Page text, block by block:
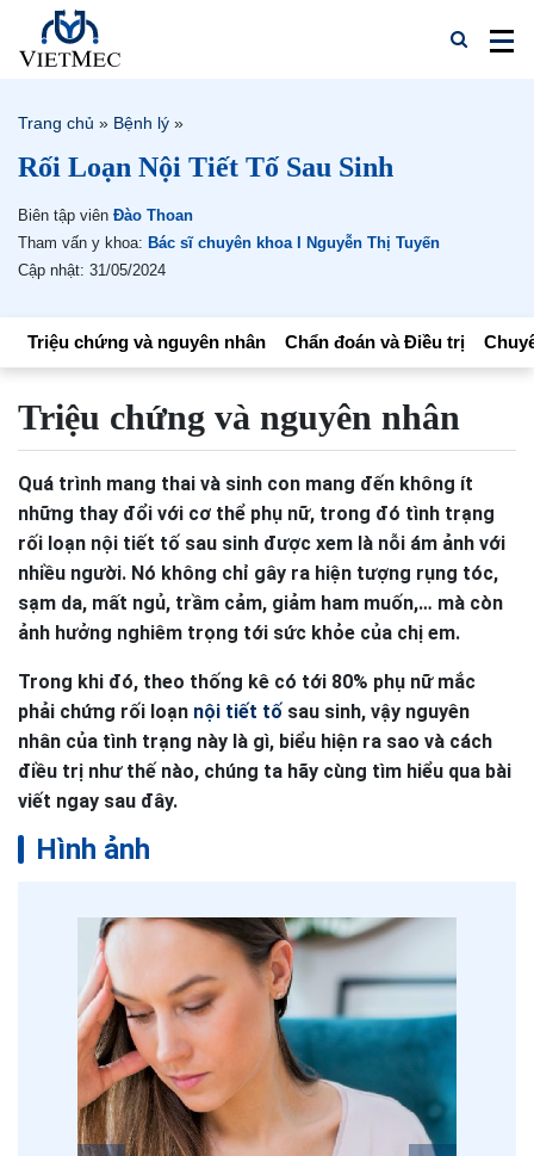
Trang chủ » Bệnh lý »
Rối Loạn Nội Tiết Tố Sau Sinh
Biên tập viên Đào Thoan
Tham vấn y khoa: Bác sĩ chuyên khoa I Nguyễn Thị Tuyến
Cập nhật: 31/05/2024
Triệu chứng và nguyên nhân Chẩn đoán và Điều trị
Triệu chứng và nguyên nhân
Quá trình mang thai và sinh con mang đến không ít
những thay đổi với cơ thể phụ nữ, trong đó tình trạng
rối loạn nội tiết tố sau sinh được xem là nỗi ám ảnh với
nhiều người. Nó không chỉ gây ra hiện tượng rụng tóc,
sạm da, mất ngủ, trầm cảm, giảm ham muốn,… mà còn
ảnh hưởng nghiêm trọng tới sức khỏe của chị em.
Trong khi đó, theo thống kê có tới 80% phụ nữ mắc
phải chứng rối loạn nội tiết tố sau sinh, vậy nguyên
nhân của tình trạng này là gì, biểu hiện ra sao và cách
điều trị như thế nào, chúng ta hãy cùng tìm hiểu qua bài
viết ngay sau đây.
Hình ảnh